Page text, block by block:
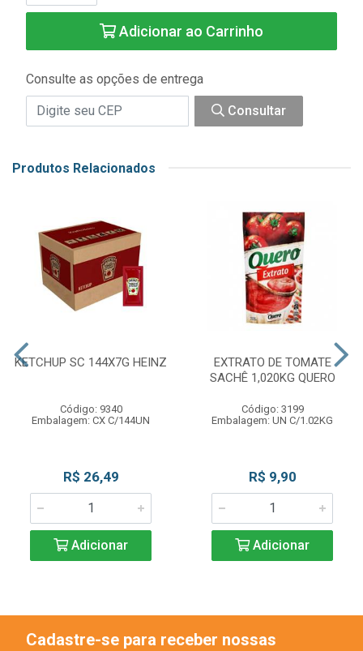
Adicionar ao Carrinho
Consulte as opções de entrega
Consultar
Produtos Relacionados
KETCHUP SC 144X7G HEINZ
Código: 9340
Embalagem: CX C/144UN
R$ 26,49
Adicionar
EXTRATO DE TOMATE
SACHÊ 1,020KG QUERO
Código: 3199
Embalagem: UN C/1.02KG
R$ 9,90
Adicionar
Cadastre-se para receber nossas